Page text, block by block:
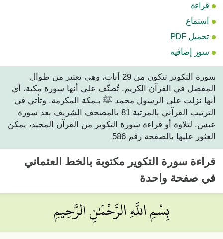
قراءة
استماع
تحميل PDF
سور إضافية
سورة التكوير تتكون من 29 آيات، وهي تعتبر من طوال
المفصل في القرآن الكريم. تُصنّف على أنها سورة مكية، أي
أنها نزلت على الرسول محمد ﷺ بـمكة المكرمة. وتأتي في
الترتيب القرآني بالمرتبة 81 بالمصحف الشريف بعد سورة
عبس. لتلاوة أو قراءة سورة التكوير من القرآن المجيد، يمكن
العثور عليها بالصفحة رقم 586.
قراءة سورة التكوير مكتوبة بالخط العثماني
في صفحة واحدة
بِسْمِ اللَّهِ الرَّحْمَٰنِ الرَّحِيمِ